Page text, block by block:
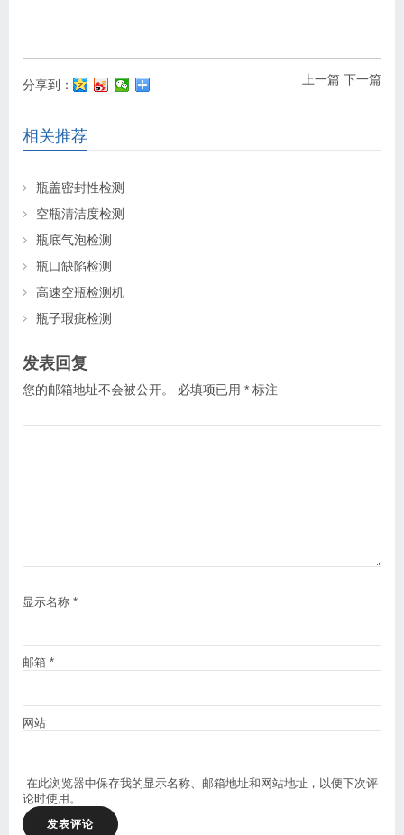
上一篇 下一篇
分享到：
相关推荐
瓶盖密封性检测
空瓶清洁度检测
瓶底气泡检测
瓶口缺陷检测
高速空瓶检测机
瓶子瑕疵检测
发表回复
您的邮箱地址不会被公开。 必填项已用 * 标注
显示名称 *
邮箱 *
网站
在此浏览器中保存我的显示名称、邮箱地址和网站地址，以便下次评
论时使用。